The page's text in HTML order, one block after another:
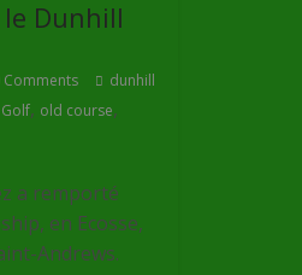
Dunhill
Comments
dunhill
Golf, old course,
a remporté
en Ecosse,
Andrews.